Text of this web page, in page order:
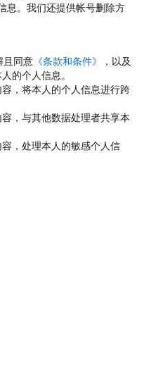
息。我们还提供帐号删除方
且同意 《条款和条件》
，以及
的个人信息。
，将本人的个人信息进行跨
，与其他数据处理者共享本
，处理本人的敏感个人信